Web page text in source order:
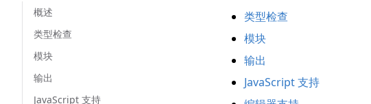
概述
类型检查
模块
输出
JavaScript 支持
类型检查
模块
输出
JavaScript 支持